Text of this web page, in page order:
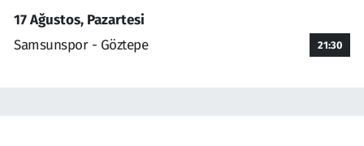
17 Ağustos, Pazartesi
Samsunspor - Göztepe
21:30